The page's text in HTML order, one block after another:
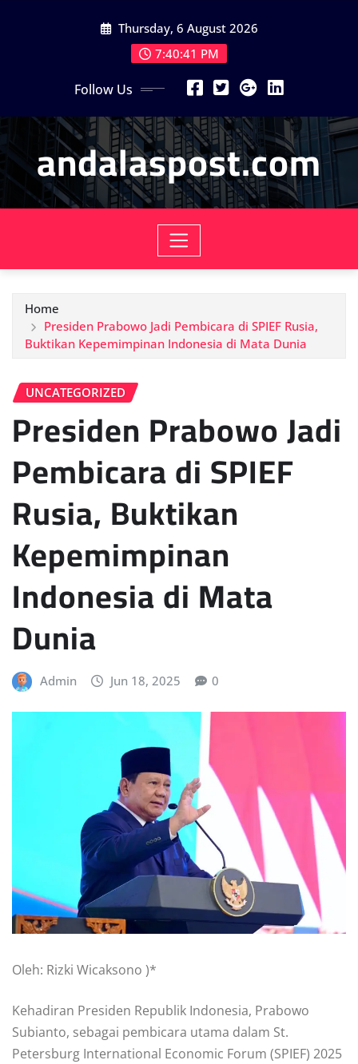
Thursday, 6 August 2026
7:40:43 PM
Follow Us
andalaspost.com
Home
Presiden Prabowo Jadi Pembicara di SPIEF Rusia,
Buktikan Kepemimpinan Indonesia di Mata Dunia
UNCATEGORIZED
Presiden Prabowo Jadi
Pembicara di SPIEF
Rusia, Buktikan
Kepemimpinan
Indonesia di Mata
Dunia
Admin Jun 18, 2025 0
Oleh: Rizki Wicaksono )*
Kehadiran Presiden Republik Indonesia, Prabowo
Subianto, sebagai pembicara utama dalam St.
Petersburg International Economic Forum (SPIEF) 2025